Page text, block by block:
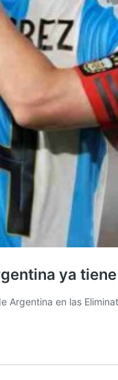
ya
Argentina en las